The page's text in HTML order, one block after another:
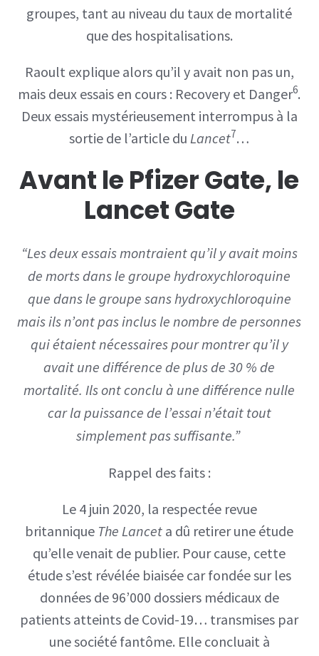
groupes, tant au niveau du taux de mortalité
que des hospitalisations.
Raoult explique alors qu’il y avait non pas un,
mais deux essais en cours : Recovery et Danger6.
Deux essais mystérieusement interrompus à la
sortie de l’article du Lancet7…
Avant le Pfizer Gate, le
Lancet Gate
“Les deux essais montraient qu’il y avait moins
de morts dans le groupe hydroxychloroquine
que dans le groupe sans hydroxychloroquine
mais ils n’ont pas inclus le nombre de personnes
qui étaient nécessaires pour montrer qu’il y
avait une différence de plus de 30 % de
mortalité. Ils ont conclu à une différence nulle
car la puissance de l’essai n’était tout
simplement pas suffisante.”
Rappel des faits :
Le 4 juin 2020, la respectée revue
britannique The Lancet a dû retirer une étude
qu’elle venait de publier. Pour cause, cette
étude s’est révélée biaisée car fondée sur les
données de 96’000 dossiers médicaux de
patients atteints de Covid-19… transmises par
une société fantôme. Elle concluait à